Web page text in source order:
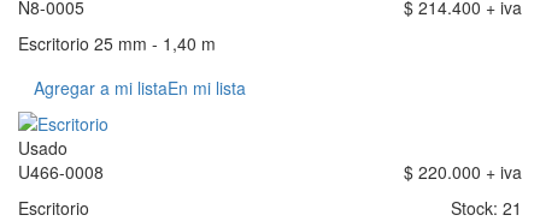
N8-0005
$ 214.400 + iva
Escritorio 25 mm - 1,40 m
Agregar a mi listaEn mi lista
Usado
U466-0008
$ 220.000 + iva
Escritorio
Stock: 21